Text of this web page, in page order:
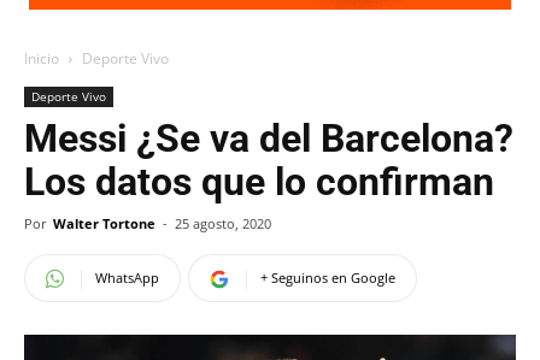
Inicio Deporte Vivo
Deporte Vivo
Messi ¿Se va del Barcelona?
Los datos que lo confirman
Por Walter Tortone - 25 agosto, 2020
WhatsApp + Seguinos en Google